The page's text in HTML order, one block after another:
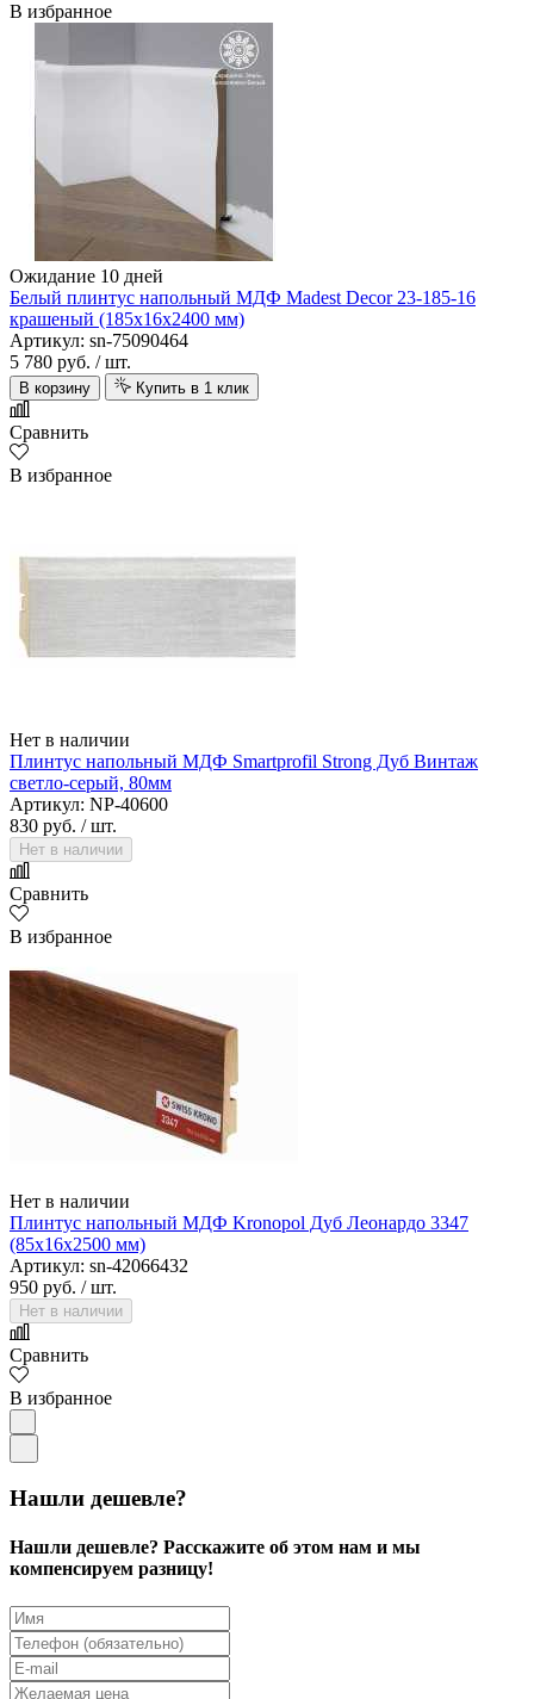
В избранное
Ожидание 10 дней
Белый плинтус напольный МДФ Madest Decor 23-185-16
крашеный (185х16х2400 мм)
Артикул: sn-75090464
5 780 руб. / шт.
В корзину Купить в 1 клик
Сравнить
В избранное
Нет в наличии
Плинтус напольный МДФ Smartprofil Strong Дуб Винтаж
светло-серый, 80мм
Артикул: NP-40600
830 руб. / шт.
Нет в наличии
Сравнить
В избранное
Нет в наличии
Плинтус напольный МДФ Kronopol Дуб Леонардо 3347
(85х16х2500 мм)
Артикул: sn-42066432
950 руб. / шт.
Нет в наличии
Сравнить
В избранное
Нашли дешевле?
Нашли дешевле? Расскажите об этом нам и мы
компенсируем разницу!